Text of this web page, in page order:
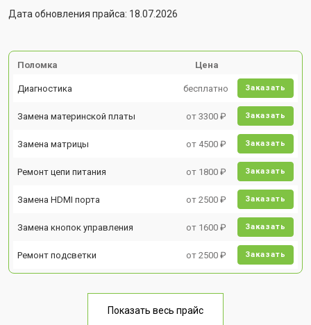
Дата обновления прайса: 18.07.2026
Поломка Цена
Диагностика бесплатно Заказать
Замена материнской платы от 3300 ₽ Заказать
Замена матрицы от 4500 ₽ Заказать
Ремонт цепи питания от 1800 ₽ Заказать
Замена HDMI порта от 2500 ₽ Заказать
Замена кнопок управления от 1600 ₽ Заказать
Ремонт подсветки от 2500 ₽ Заказать
Показать весь прайс